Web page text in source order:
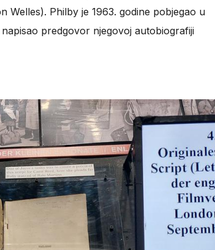
Welles). Philby je 1963. godine pobjegao u
predgovor njegovoj autobiografiji